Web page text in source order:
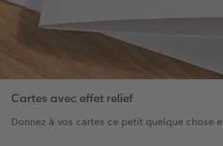
Cartes avec effet relief
Donnez à vos cartes ce petit quelque chose